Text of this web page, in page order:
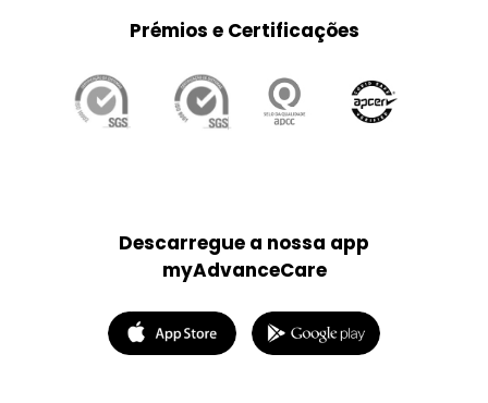
Descarregue a nossa app
myAdvanceCare
Prémios e Certificações